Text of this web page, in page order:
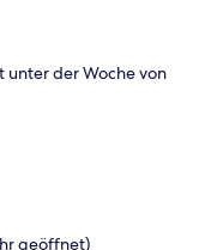
der Woche von
geöffnet)